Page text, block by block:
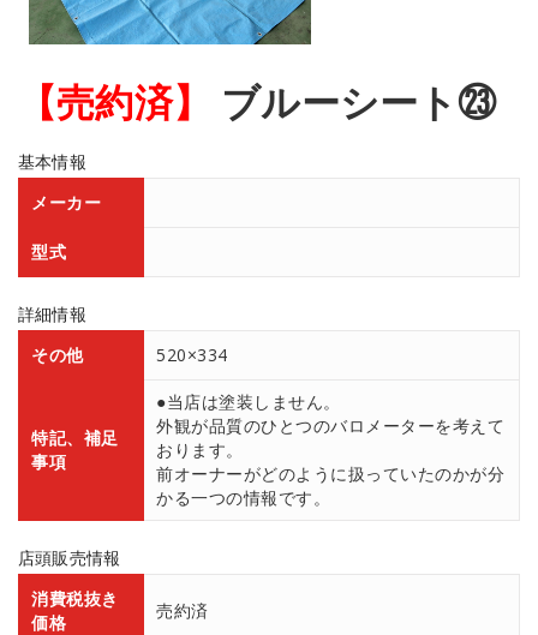
【売約済】 ブルーシート㉓
基本情報
メーカー
型式
詳細情報
その他
520×334
特記、補足
事項
●当店は塗装しません。
外観が品質のひとつのバロメーターを考えて
おります。
前オーナーがどのように扱っていたのかが分
かる一つの情報です。
店頭販売情報
消費税抜き
価格
売約済